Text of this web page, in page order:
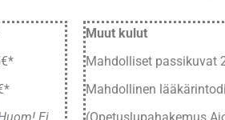
Muut kulut
Mahdolliset passikuvat
Mahdollinen